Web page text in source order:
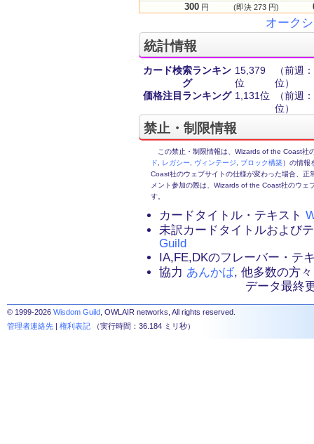
300 円 (即決 273 円)
オーク
統計情報
カード検索ランキン
グ
15,379
位
（前週
位）
価格注目ランキング 1,131位
（前週
位）
禁止・制限情報
この禁止・制限情報は、Wizards of the Coast社
ド
レガシー ヴィンテージ ブロック構築）の情報
Coast社のウェブサイトの仕様が変わった場合、
メント参加の際は、Wizards of the Coast社のウェ
す。
カードタイトル・テキスト
未訳カードタイトルおよび
Guild
IA,FE,DKのフレーバー・テ
協力 あんかば, 他多数の方々
データ最終
© 1999-2026 Wisdom Guild , OWLAIR networks, All rights reserved.
管理者連絡先 | 権利表記 （実行時間：36.184 ミリ秒）